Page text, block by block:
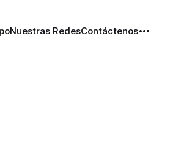
Nuestras RedesContáctenos